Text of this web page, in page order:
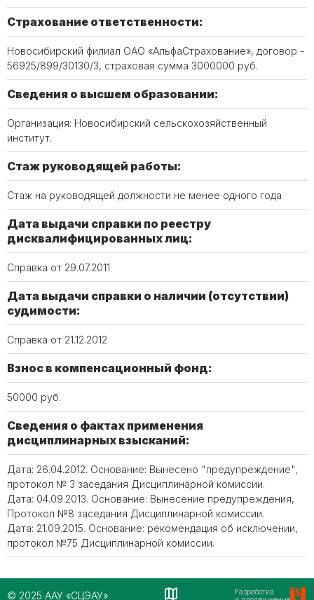
Страхование ответственности:
Новосибирский филиал ОАО «АльфаСтрахование», договор -
56925/899/30130/3, страховая сумма 3000000 руб.
Сведения о высшем образовании:
Организация: Новосибирский сельскохозяйственный
институт.
Стаж руководящей работы:
Стаж на руководящей должности не менее одного года
Дата выдачи справки по реестру
дисквалифицированных лиц:
Справка от 29.07.2011
Дата выдачи справки о наличии (отсутствии)
судимости:
Справка от 21.12.2012
Взнос в компенсационный фонд:
50000 руб.
Сведения о фактах применения
дисциплинарных взысканий:
Дата: 26.04.2012. Основание: Вынесено "предупреждение",
протокол № 3 заседания Дисциплинарной комиссии.
Дата: 04.09.2013. Основание: Вынесение предупреждения,
Протокол №8 заседания Дисциплинарной комиссии.
Дата: 21.09.2015. Основание: рекомендация об исключении,
протокол №75 Дисциплинарной комиссии.
© 2025 ААУ «СЦЭАУ»
Разработка